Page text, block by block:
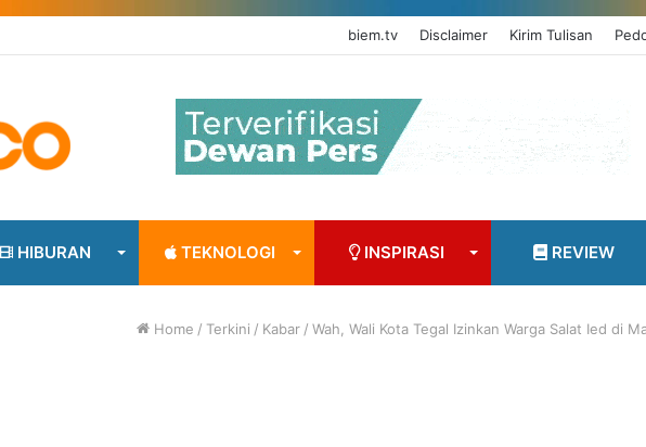
biem.tv Disclaimer Kirim Tulisan
HIBURAN TEKNOLOGI INSPIRASI REVIEW
Home / Terkini / Kabar / Wah, Wali Kota Tegal Izinkan Warga Salat Ied di